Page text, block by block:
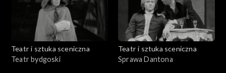
Teatr i sztuka sceniczna
Teatr bydgoski
Teatr i sztuka sceniczna
Sprawa Dantona